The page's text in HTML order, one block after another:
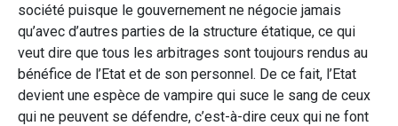
société puisque le gouvernement ne négocie jamais
qu’avec d’autres parties de la structure étatique, ce qui
veut dire que tous les arbitrages sont toujours rendus au
bénéfice de l’Etat et de son personnel. De ce fait, l’Etat
devient une espèce de vampire qui suce le sang de ceux
qui ne peuvent se défendre, c’est-à-dire ceux qui ne font